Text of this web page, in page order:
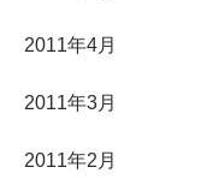
2011年4月
2011年3月
2011年2月